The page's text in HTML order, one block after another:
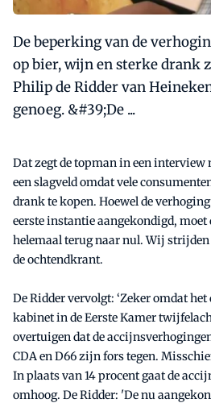
De beperking van de
op bier, wijn en sterke drank
Philip de Ridder van
genoeg. &#39;De ...
Dat zegt de topman in een interview
een slagveld omdat vele
drank te kopen. Hoewel de
eerste instantie aangekondigd, moet
helemaal terug naar nul. Wij strijden
de ochtendkrant.
De Ridder vervolgt: ‘Zeker omdat
kabinet in de Eerste Kamer
overtuigen dat de
CDA en D66 zijn fors tegen.
In plaats van 14 procent gaat de
omhoog. De Ridder: 'De nu